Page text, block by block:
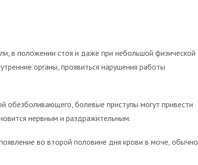
в положении стоя и даже при небольшой физической
органы, проявиться нарушения работы
обезболивающего, болевые приступы могут привести
нервным и раздражительным.
во второй половине дня крови в моче, обычно